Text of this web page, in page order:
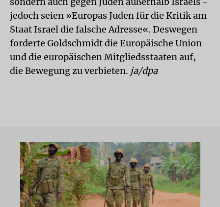
jedoch seien »Europas Juden für die Kritik am
Staat Israel die falsche Adresse«. Deswegen
forderte Goldschmidt die Europäische Union
und die europäischen Mitgliedsstaaten auf,
die Bewegung zu verbieten. ja/dpa